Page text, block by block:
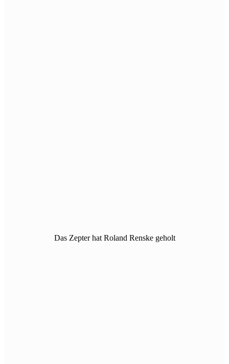
Das Zepter hat Roland Renske geholt